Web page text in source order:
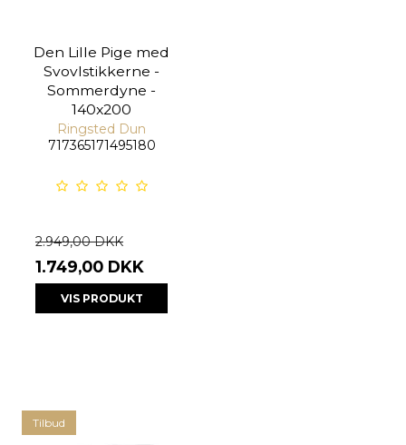
Den Lille Pige med
Svovlstikkerne -
Sommerdyne -
140x200
Ringsted Dun
717365171495180
2.949,00 DKK
1.749,00 DKK
VIS PRODUKT
Tilbud